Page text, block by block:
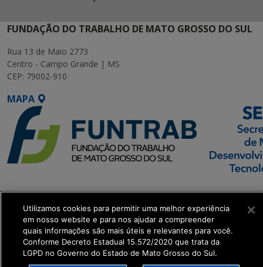
FUNDAÇÃO DO TRABALHO DE MATO GROSSO DO SUL
Rua 13 de Maio 2773
Centro - Campo Grande | MS
CEP: 79002-910
MAPA
SETDIG | Secretaria-
Executiva de
Transformação Digital
get_footer();
Utilizamos cookies para permitir uma melhor experiência
em nosso website e para nos ajudar a compreender
quais informações são mais úteis e relevantes para você.
Conforme Decreto Estadual 15.572/2020 que trata da
LGPD no Governo do Estado de Mato Grosso do Sul.